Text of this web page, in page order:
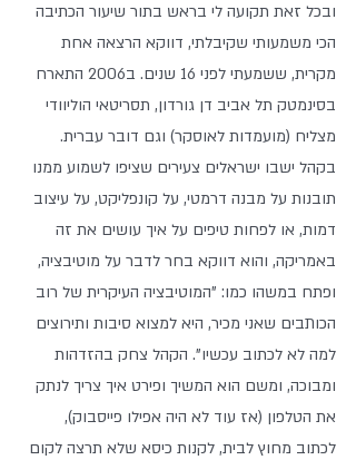
ובכל זאת תקועה לי בראש בתור שיעור הכתיבה
הכי משמעותי שקיבלתי, דווקא הרצאה אחת
מקרית, ששמעתי לפני 16 שנים. ב2006 התארח
בסינמטק תל אביב דן גורדון, תסריטאי הוליוודי
מצליח (מועמדות לאוסקר) וגם דובר עברית.
בקהל ישבו ישראלים צעירים שציפו לשמוע ממנו
תובנות על מבנה דרמטי, על קונפליקט, על עיצוב
דמות, או לפחות טיפים על איך עושים את זה
באמריקה, והוא דווקא בחר לדבר על מוטיבציה,
ופתח במשהו כמו: "המוטיבציה העיקרית של רוב
הכותבים שאני מכיר, היא למצוא סיבות ותירוצים
למה לא לכתוב עכשיו". הקהל צחק בהזדהות
ומבוכה, ומשם הוא המשיך ופירט איך צריך לנתק
את הטלפון (אז עוד לא היה אפילו פייסבוק),
לכתוב מחוץ לבית, לקנות כיסא שלא תרצה לקום